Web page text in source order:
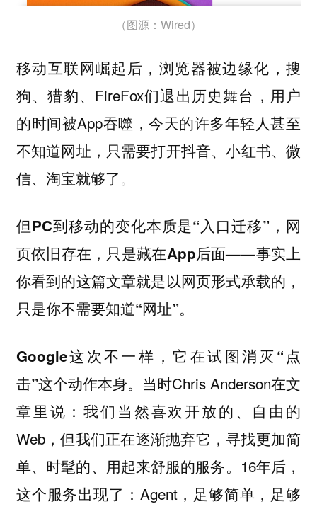
（图源：Wired）
移动互联网崛起后，浏览器被边缘化，搜
狗、猎豹、FireFox们退出历史舞台，用户
的时间被App吞噬，今天的许多年轻人甚至
不知道网址，只需要打开抖音、小红书、微
信、淘宝就够了。
但PC到移动的变化本质是“入口迁移”，网
页依旧存在，只是藏在App后面——事实上
你看到的这篇文章就是以网页形式承载的，
只是你不需要知道“网址”。
Google这次不一样，它在试图消灭“点
击”这个动作本身。 当时Chris Anderson在文
章里说：我们当然喜欢开放的、自由的
Web，但我们正在逐渐抛弃它，寻找更加简
单、时髦的、用起来舒服的服务。16年后，
这个服务出现了：Agent，足够简单，足够